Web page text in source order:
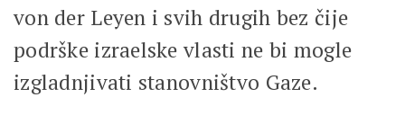
von der Leyen i svih drugih bez čije
podrške izraelske vlasti ne bi mogle
izgladnjivati stanovništvo Gaze.